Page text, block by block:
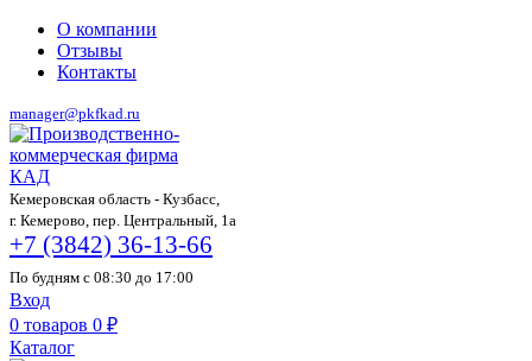
О компании
Отзывы
Контакты
manager@pkfkad.ru
Кемеровская область - Кузбасс,
г. Кемерово, пер. Центральный, 1а
+7 (3842) 36-13-66
По будням с 08:30 до 17:00
Вход
0 товаров 0 ₽
Каталог